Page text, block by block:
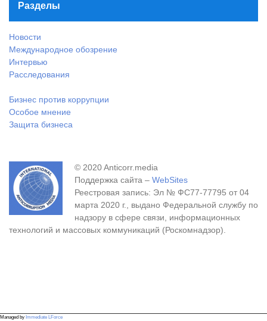
Разделы
Новости
Международное обозрение
Интервью
Расследования
Бизнес против коррупции
Особое мнение
Защита бизнеса
© 2020 Anticorr.media
Поддержка сайта – WebSites
Реестровая запись: Эл № ФС77-77795 от 04
марта 2020 г., выдано Федеральной службу по
надзору в сфере связи, информационных
технологий и массовых коммуникаций (Роскомнадзор).
Managed by Immediate LForce